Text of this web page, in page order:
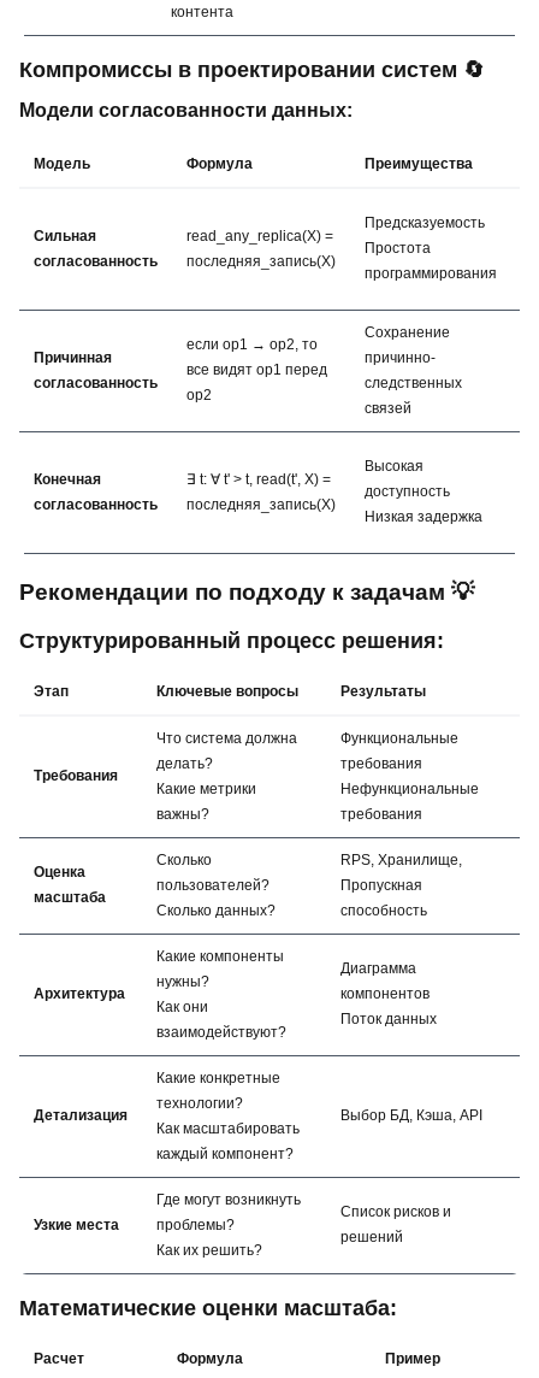
контента
Компромиссы в проектировании систем 🔄
Модели согласованности данных:
Модель Формула Преимущества
Сильная
согласованность
read_any_replica(X) =
последняя_запись(X)
Предсказуемость
Простота
программирования
Причинная
согласованность
если op1 → op2, то
все видят op1 перед
op2
Сохранение
причинно-
следственных
связей
Конечная
согласованность
∃ t: ∀ t' > t, read(t', X) =
последняя_запись(X)
Высокая
доступность
Низкая задержка
Рекомендации по подходу к задачам 💡
Структурированный процесс решения:
Этап Ключевые вопросы Результаты
Требования
Что система должна
делать?
Какие метрики
важны?
Функциональные
требования
Нефункциональные
требования
Оценка
масштаба
Сколько
пользователей?
Сколько данных?
RPS, Хранилище,
Пропускная
способность
Архитектура
Какие компоненты
нужны?
Как они
взаимодействуют?
Диаграмма
компонентов
Поток данных
Детализация
Какие конкретные
технологии?
Как масштабировать
каждый компонент?
Выбор БД, Кэша, API
Узкие места
Где могут возникнуть
проблемы?
Как их решить?
Список рисков и
решений
Математические оценки масштаба:
Расчет Формула Пример